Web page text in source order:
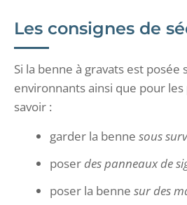
Les consignes de
Si la benne à gravats est
environnants ainsi que pour
savoir :
garder la benne sous
poser des panneaux de
poser la benne sur des